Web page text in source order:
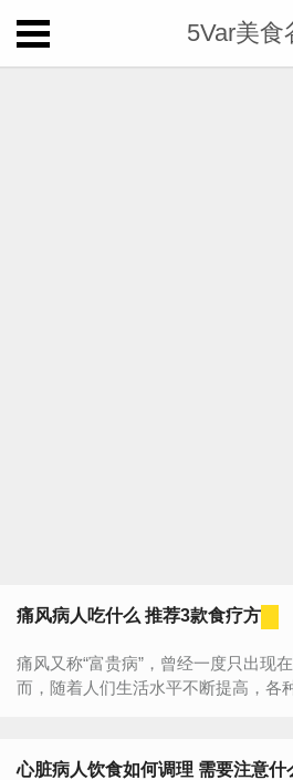
5Var美食
痛风病人吃什么 推荐3款食疗方
痛风又称“富贵病”，曾经一度只出现
而，随着人们生活水平不断提高，各
心脏病人饮食如何调理 需要注意什